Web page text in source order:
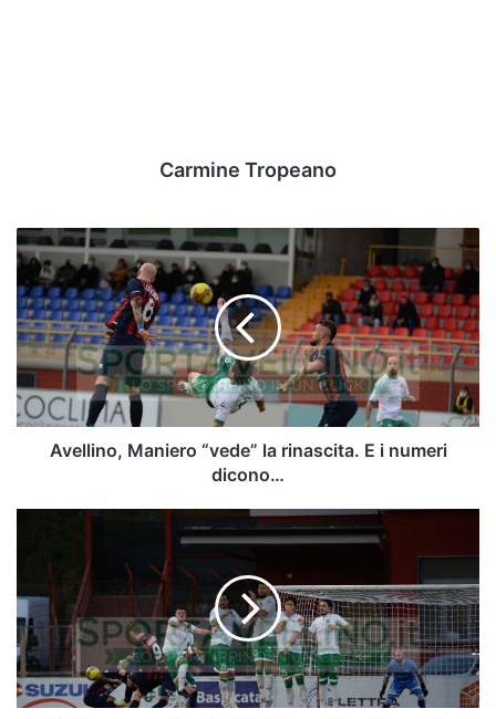
Carmine Tropeano
Avellino,
Maniero
“vede”
la
rinascita.
E
i
numeri
dicono…
Avellino, Maniero “vede” la rinascita. E i numeri
dicono…
Calciomercato
Ultimi
dettagli
per
il
grande
colpo